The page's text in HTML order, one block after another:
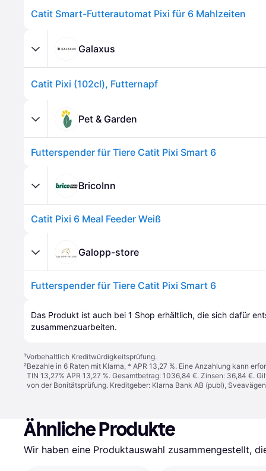
Catit Smart-Futterautomat Pixi für 6 Mahlzeiten
Galaxus
Catit Pixi (102cl), Futternapf
Pet & Garden
Futterspender für Tiere Catit Pixi Smart 6
BricoInn
Catit Pixi 6 Meal Feeder Weiß
Galopp-store
Futterspender für Tiere Catit Pixi Smart 6
Das Produkt ist auch bei 1 Shop erhältlich, die sich dafür
zusammenzuarbeiten.
¹Vorbehaltlich Kreditwürdigkeitsprüfung.
²Bezahle in 6 Raten mit Klarna, * APR 13,27 %. Eine Anzahlung kann
TIN 13,27% APR 13,27 %. Gesamtbetrag: 1036,84 €. Zinsen: 36,84 €.
von der Bonitätsprüfung. Kreditgeber: Klarna Bank AB (publ),
Ähnliche Produkte
Wir haben eine Produktauswahl zusammengestellt,